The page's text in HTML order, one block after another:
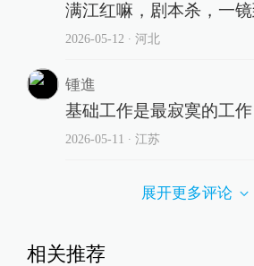
满江红嘛，剧本杀，一
2026-05-12 ∙ 河北
锺進
基础工作是最寂寞的工作
2026-05-11 ∙ 江苏
展开更多评论
相关推荐